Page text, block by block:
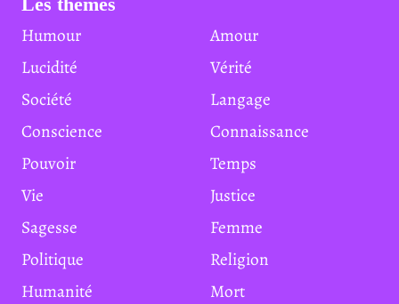
Humour
Amour
Lucidité
Vérité
Société
Langage
Conscience
Connaissance
Pouvoir
Temps
Vie
Justice
Sagesse
Femme
Politique
Religion
Humanité
Mort